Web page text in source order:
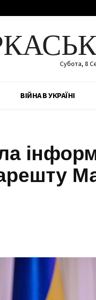
Субота, 8
ВІЙНА В УКРАЇНІ